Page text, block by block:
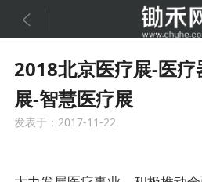

2018北京医疗展-医
展-智慧医疗展
发表于：2017-11-22